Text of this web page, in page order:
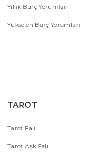
Yıllık Burç Yorumları
Yükselen Burç Yorumları
TAROT
Tarot Falı
Tarot Aşk Falı